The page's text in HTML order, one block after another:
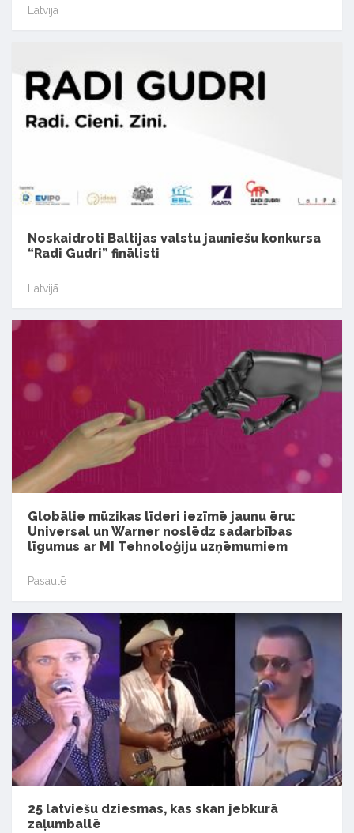
Latvijā
Noskaidroti Baltijas valstu jauniešu konkursa
“Radi Gudri” finālisti
Latvijā
Globālie mūzikas līderi iezīmē jaunu ēru:
Universal un Warner noslēdz sadarbības
līgumus ar MI Tehnoloģiju uzņēmumiem
Pasaulē
25 latviešu dziesmas, kas skan jebkurā
zaļumballē